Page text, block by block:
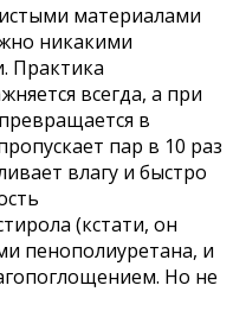
материалами
никакими
Практика
всегда, а при
в
пар в 10 раз
влагу и быстро
(кстати, он
пенополиуретана, и
Но не